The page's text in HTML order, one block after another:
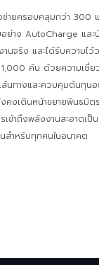
ข่ายครอบคลุมกว่า 300
ย่าง AutoCharge และ
านจริง และได้รับความไว้
คัน ด้วยความเชี่ย
ส้นทางและควบคุมต้นทุน
คงเดินหน้าขยายพันธมิต
เข้าถึงพลังงานสะอาดเป็
สำหรับทุกคนในอนาคต